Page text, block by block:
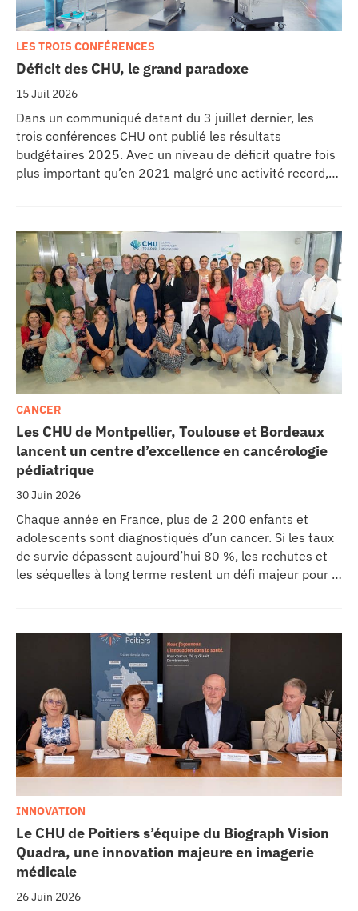
Déficit des CHU, le grand paradoxe
15 Juil 2026
LES TROIS CONFÉRENCES
Dans un communiqué datant du 3 juillet dernier, les
trois conférences CHU ont publié les résultats
budgétaires 2025. Avec un niveau de déficit quatre fois
plus important qu’en 2021 malgré une activité record,
Les CHU de Montpellier, Toulouse et Bordeaux
lancent un centre d’excellence en cancérologie
pédiatrique
30 Juin 2026
CANCER
Chaque année en France, plus de 2 200 enfants et
adolescents sont diagnostiqués d’un cancer. Si les taux
de survie dépassent aujourd’hui 80 %, les rechutes et
les séquelles à long terme restent un défi majeur pour la
l’Oncopole Claudius Regaud et de leurs partenaires,
lancent CIRCLE, un centre de recherche d’excellence
dédié aux cancers pédiatriques.
Le CHU de Poitiers s’équipe du Biograph Vision
Quadra, une innovation majeure en imagerie
médicale
26 Juin 2026
INNOVATION